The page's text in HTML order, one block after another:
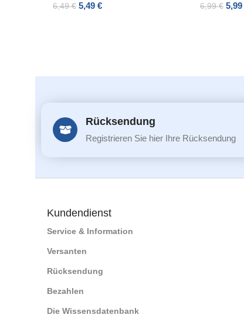
6,49€ 5,49 € 6,99€ 5,99
Rücksendung
Registrieren Sie hier Ihre Rücksendung
Kundendienst
Service & Information
Versanten
Rücksendung
Bezahlen
Die Wissensdatenbank